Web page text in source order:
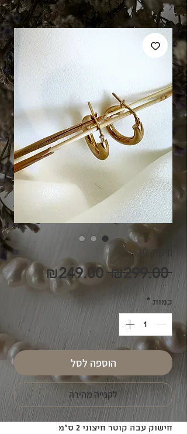
חישוק לין
₪299.00 מחיר
רגיל
₪249.00מחיר
מבצע כמות *
הוספה לסל
לקנייה מהירה
חישוק עבה קוטר חיצוני 2 ס"מ